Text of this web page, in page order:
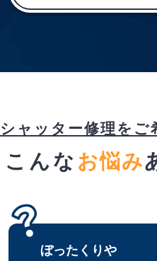
シャッター修理をご
こんな お悩み
ぼったくりや